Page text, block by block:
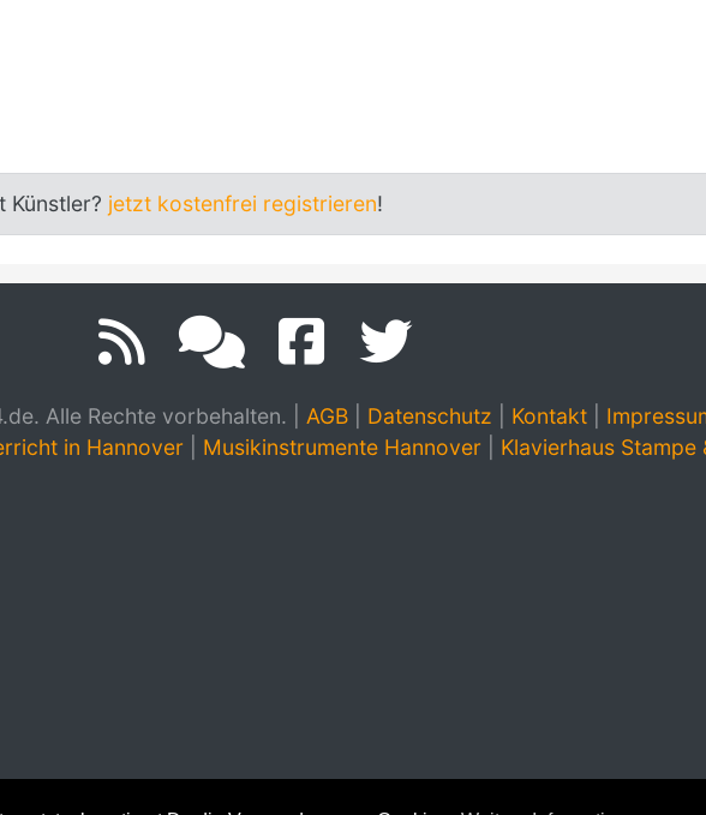
Künstler? jetzt kostenfrei registrieren!
Alle Rechte vorbehalten. AGB| Datenschutz Kontakt|
in Hannover Musikinstrumente Hannover Klavierhaus Stampe